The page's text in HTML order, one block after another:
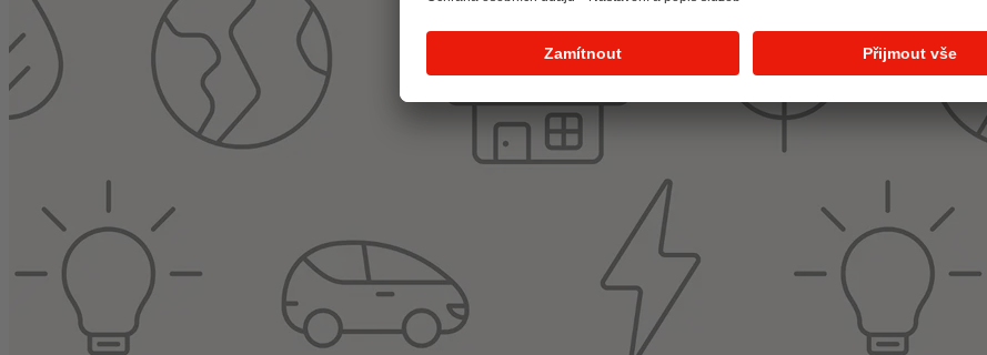
Napětí v síti ve dne stoupalo přes 240 V a naopak v noci klesalo pod 220 V. Přestože jsou obě tyto hodnoty v normě, kolísání napětí
halogenové žárovky měly výrazně zkrácenou životnost už při malém zvýšení napětí.
Z toho důvodu ve společnosti Dream Plus navrhli, vyrobili a otestovali regulátor, který stabilizuje napětí na jmenovité hodnotě s
regulovat napětí třikrát za sekundu. Každá fáze je řízena nezávisle a v reálném čase. Má také schopnost ”bypassu” - při přetížení, vysoké
regulátor automaticky bypass a tuto skutečnost ohlásí akusticky i opticky.
Regulátor je odolný proti zkratu na vstupu i výstupu. Navíc filtruje neužitečné vysokofrekvenční rušení a omezuje napěťové a proudové
Při vývoji a testech regulátoru jeho výrobci zjistili, že stabilizace napětí zároveň přináší významnou úsporu ve spotřebě elektrické energie
vhodný nejen pro odběratele s instalovanou fotovoltaickou elektrárnou, ale téměř pro všechny, jimž kolísá síťové napětí. Naměřené úspory